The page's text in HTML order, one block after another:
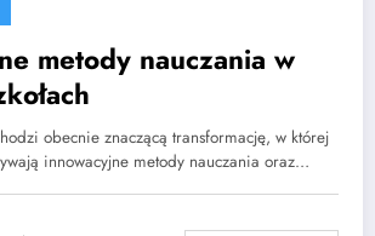
metody nauczania w
obecnie znaczącą transformację, w której
innowacyjne metody nauczania oraz…